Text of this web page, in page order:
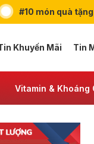
#10 món quà
Khuyến Mãi Tin
Vitamin & Khoáng